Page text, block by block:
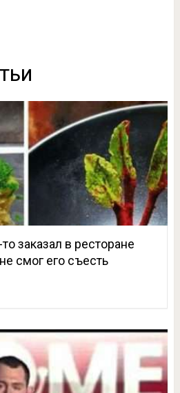
заказал в ресторане
смог его съесть